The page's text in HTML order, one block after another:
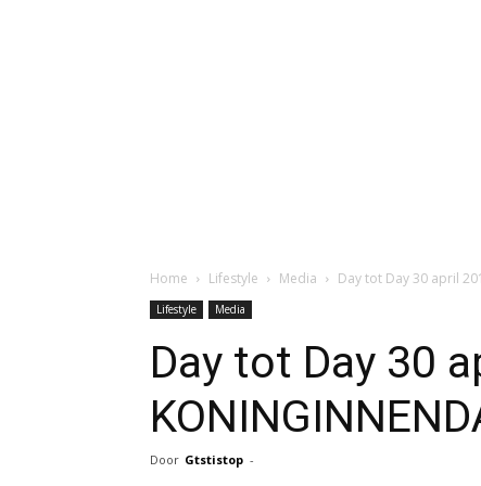
Home Lifestyle Media Day tot Day 30 april
Lifestyle Media
Day tot Day 30
Door Gtstistop -